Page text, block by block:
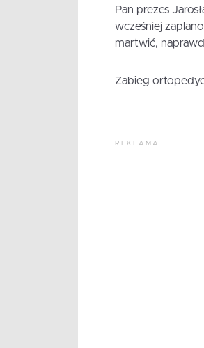
Pan prezes
wcześniej
martwić,
Zabieg
REKLAMA